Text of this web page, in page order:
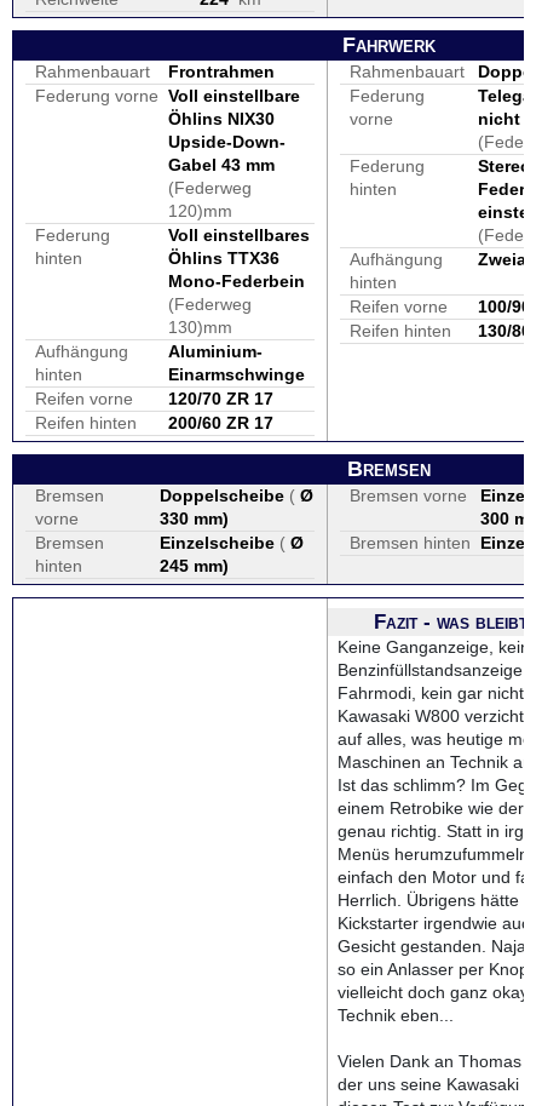
Fahrwerk
Rahmenbauart
Frontrahmen
Federung vorne Voll einstellbare
Öhlins NIX30
Upside-Down-
Gabel 43 mm
(Federweg
120)mm
Federung
hinten
Voll einstellbares
Öhlins TTX36
Mono-Federbein
(Federweg
130)mm
Aufhängung
hinten
Aluminium-
Einarmschwinge
Reifen vorne
120/70 ZR 17
Reifen hinten
200/60 ZR 17
Rahmenbauart
Federung
vorne
nicht
Federung
hinten
Aufhängung
hinten
Reifen vorne
100/
Reifen hinten
130/
Bremsen
Bremsen
vorne
Doppelscheibe ( Ø
330 mm)
Bremsen
hinten
Einzelscheibe ( Ø
245 mm)
Bremsen vorne
300 mm
Bremsen hinten
Fazit - was bleibt
Keine Ganganzeige, kein
Benzinfüllstandsanzeige,
Fahrmodi, kein gar nichts.
Kawasaki W800
auf alles, was heutige
Maschinen an Technik an
Ist das schlimm? Im
einem Retrobike wie der
genau richtig. Statt in
Menüs herumzufummeln
einfach den Motor und
Herrlich. Übrigens hätte
Kickstarter irgendwie
Gesicht gestanden. Naja,
so ein Anlasser per
vielleicht doch ganz okay.
Technik eben...
Vielen Dank an Thomas
der uns seine Kawasaki